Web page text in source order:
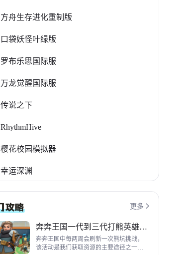
方舟生存进化重制版
口袋妖怪叶绿版
罗布乐思国际服
万龙觉醒国际服
传说之下
RhythmHive
樱花校园模拟器
幸运深渊
更多 
奔奔王国一代到三代打熊英雄推荐
奔奔王国中每两周会刷新一次熊坑挑战，
该活动是我们获取资源的主要途径之一，